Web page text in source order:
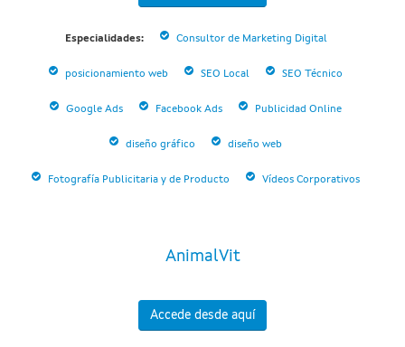
Especialidades: Consultor de Marketing Digital
posicionamiento web SEO Local SEO Técnico
Google Ads Facebook Ads Publicidad Online
diseño gráfico diseño web
Fotografía Publicitaria y de Producto Vídeos Corporativos
AnimalVit
Accede desde aquí